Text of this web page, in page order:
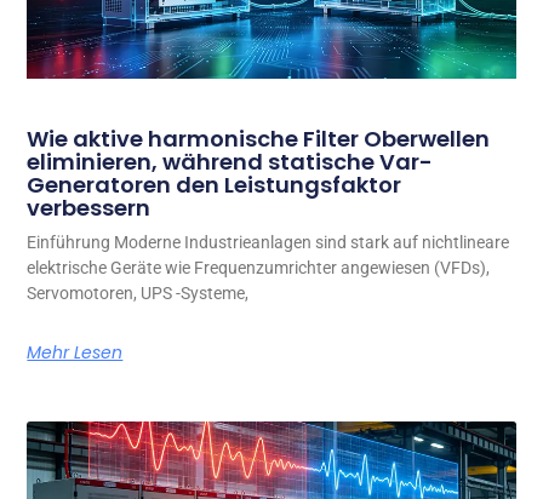
Wie aktive harmonische Filter Oberwellen
eliminieren, während statische Var-
Generatoren den Leistungsfaktor
verbessern
Einführung Moderne Industrieanlagen sind stark auf nichtlineare
elektrische Geräte wie Frequenzumrichter angewiesen (VFDs),
Servomotoren, UPS -Systeme,
Mehr Lesen